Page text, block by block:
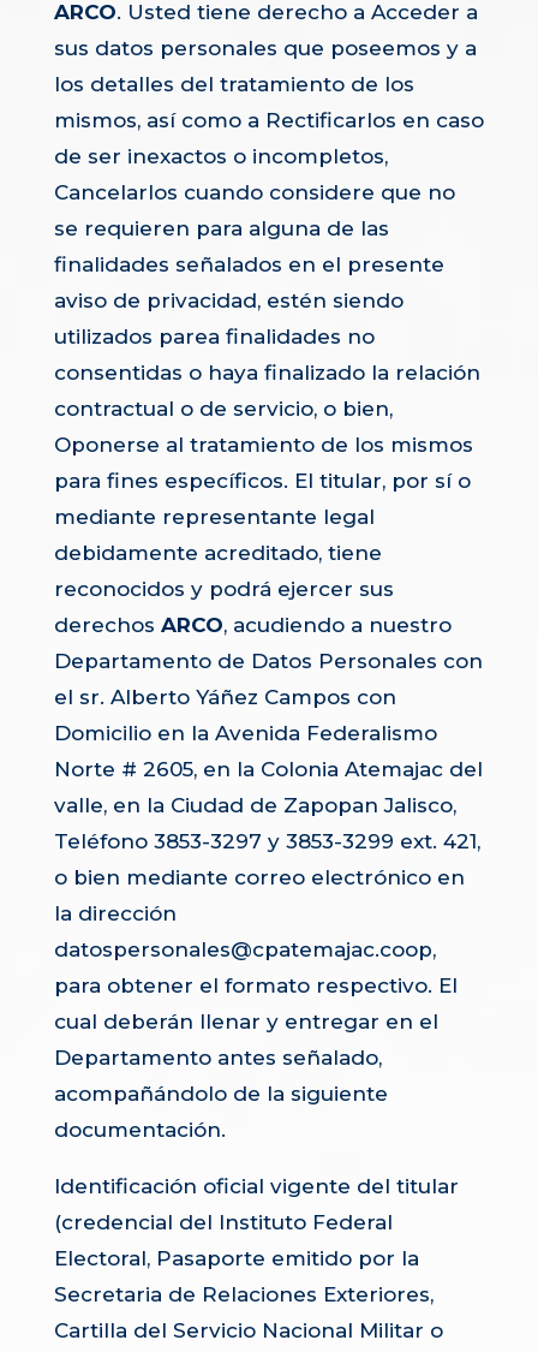
ARCO. Usted tiene derecho a Acceder a
sus datos personales que poseemos y a
los detalles del tratamiento de los
mismos, así como a Rectificarlos en caso
de ser inexactos o incompletos,
Cancelarlos cuando considere que no
se requieren para alguna de las
finalidades señalados en el presente
aviso de privacidad, estén siendo
utilizados parea finalidades no
consentidas o haya finalizado la relación
contractual o de servicio, o bien,
Oponerse al tratamiento de los mismos
para fines específicos. El titular, por sí o
mediante representante legal
debidamente acreditado, tiene
reconocidos y podrá ejercer sus
derechos ARCO, acudiendo a nuestro
Departamento de Datos Personales con
el sr. Alberto Yáñez Campos con
Domicilio en la Avenida Federalismo
Norte # 2605, en la Colonia Atemajac del
valle, en la Ciudad de Zapopan Jalisco,
Teléfono 3853-3297 y 3853-3299 ext. 421,
o bien mediante correo electrónico en
la dirección
datospersonales@cpatemajac.coop,
para obtener el formato respectivo. El
cual deberán llenar y entregar en el
Departamento antes señalado,
acompañándolo de la siguiente
documentación.
Identificación oficial vigente del titular
(credencial del Instituto Federal
Electoral, Pasaporte emitido por la
Secretaria de Relaciones Exteriores,
Cartilla del Servicio Nacional Militar o